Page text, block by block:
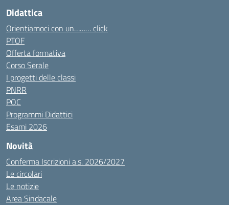
Didattica
Orientiamoci con un……… click
PTOF
Offerta formativa
Corso Serale
I progetti delle classi
PNRR
POC
Programmi Didattici
Esami 2026
Novità
Conferma Iscrizioni a.s. 2026/2027
Le circolari
Le notizie
Area Sindacale